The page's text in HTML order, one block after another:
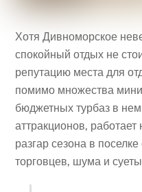
Хотя Дивноморское
спокойный отдых не
репутацию места для
помимо множества
бюджетных турбаз в
аттракционов,
разгар сезона в
торговцев, шума и